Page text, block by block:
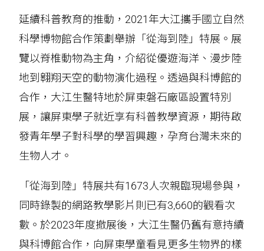
延續科普教育的推動，2021年大江攜手國立自然
科學博物館合作策劃舉辦「從海到陸」特展。展
覽以脊椎動物為主角，介紹從優遊海洋、漫步陸
地到翱翔天空的動物演化過程。透過與科博館的
合作，大江生醫特地於屏東磐石廠區設置特別
展，讓屏東學子就近享有科普教學資源，期待啟
發青年學子對科學的學習興趣，孕育台灣未來的
生物人才。
「從海到陸」特展共有1673人次親臨現場參與，
同時錄製的網路教學影片則已有3,660的觀看次
數。於2023年度撤展後，大江生醫仍舊有意持續
與科博館合作，向屏東學童看見更多生物界的樣